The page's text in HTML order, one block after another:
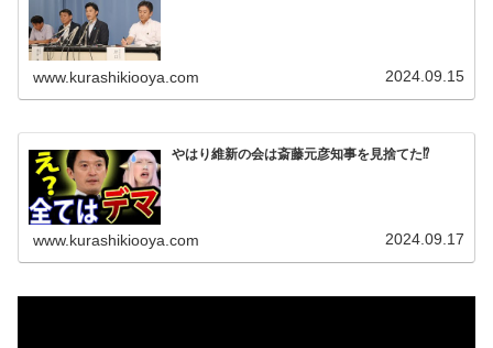
www.kurashikiooya.com 2024.09.15
やはり維新の会は斎藤元彦知事を見捨てた⁉
www.kurashikiooya.com 2024.09.17